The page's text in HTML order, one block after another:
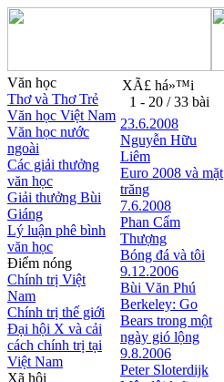
Văn học
Thơ và Thơ Trẻ
Văn học Việt Nam
Văn học nước
ngoài
Các giải thưởng
văn học
Giải thưởng Bùi
Giáng
Lý luận phê bình
văn học
Điểm nóng
Chính trị Việt
Nam
Chính trị thế giới
Đại hội X và cải
cách chính trị tại
Việt Nam
Xã hội
XÃ£ há»™i
1 - 20 / 33 bài
23.6.2008
Nguyễn Hữu
Liêm
Euro 2008 và mặt
trăng
7.6.2008
Phan Cẩm
Thượng
Bóng đá và tôi
9.12.2006
Bùi Văn Phú
Berkeley: Go
Bears trong một
ngày gió lộng
9.8.2006
Peter Sloterdijk